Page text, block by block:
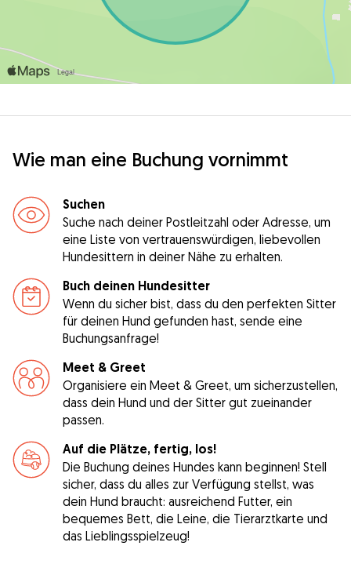
Wie man eine Buchung vornimmt
Suchen
Suche nach deiner Postleitzahl oder Adresse, um
eine Liste von vertrauenswürdigen, liebevollen
Hundesittern in deiner Nähe zu erhalten.
Buch deinen Hundesitter
Wenn du sicher bist, dass du den perfekten Sitter
für deinen Hund gefunden hast, sende eine
Buchungsanfrage!
Meet & Greet
Organisiere ein Meet & Greet, um sicherzustellen,
dass dein Hund und der Sitter gut zueinander
passen.
Auf die Plätze, fertig, los!
Die Buchung deines Hundes kann beginnen! Stell
sicher, dass du alles zur Verfügung stellst, was
dein Hund braucht: ausreichend Futter, ein
bequemes Bett, die Leine, die Tierarztkarte und
das Lieblingsspielzeug!